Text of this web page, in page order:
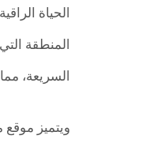
المنطقة
السريعة،
ويتميز موقع